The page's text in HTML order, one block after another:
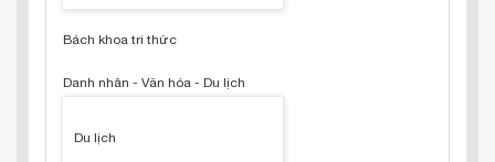
Bách khoa tri thức
Danh nhân - Văn hóa - Du lịch
Du lịch